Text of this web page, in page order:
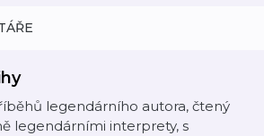
legendárního autora, čtený
legendárními interprety, s